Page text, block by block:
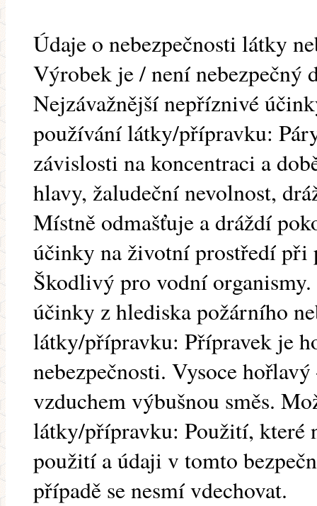
Údaje o nebezpečnosti látky
Výrobek je / není nebezpečný
Nejzávažnější nepříznivé
používání látky/přípravku:
závislosti na koncentraci a
hlavy, žaludeční nevolnost,
Místně odmašťuje a dráždí
účinky na životní prostředí
Škodlivý pro vodní
účinky z hlediska požárního
látky/přípravku: Přípravek je
nebezpečnosti. Vysoce
vzduchem výbušnou směs.
látky/přípravku: Použití, které
použití a údaji v tomto
případě se nesmí vdechovat.